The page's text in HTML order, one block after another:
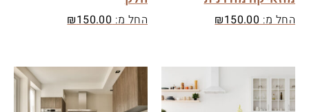
החל מ: ₪150.00 החל מ: ₪150.00